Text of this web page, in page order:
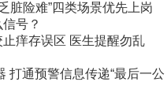
脏险难”四类场景优先上岗
号？
止痒存误区 医生提醒勿乱
打通预警信息传递“最后一公